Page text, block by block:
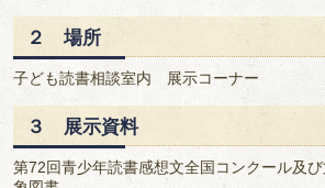
２ 場所
子ども読書相談室内 展示コーナー
３ 展示資料
第72回青少年読書感想文全国コンクール及